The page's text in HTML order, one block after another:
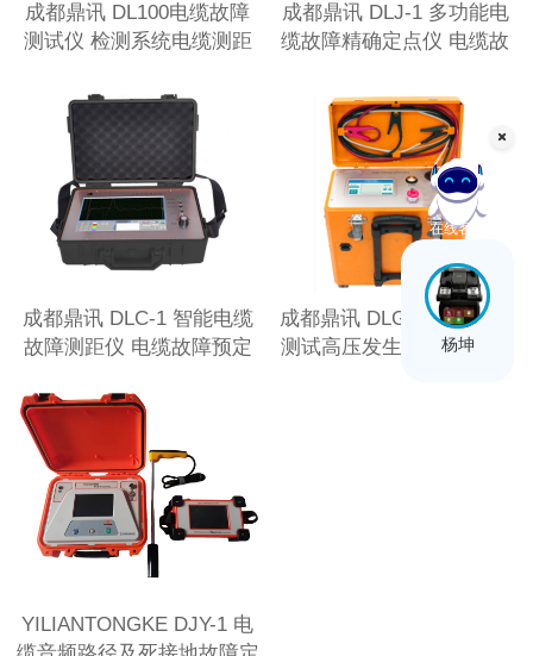
成都鼎讯 DL100电缆故障
测试仪 检测系统电缆测距
成都鼎讯 DLJ-1 多功能电
缆故障精确定点仪 电缆故
成都鼎讯 DLC-1 智能电缆
故障测距仪 电缆故障预定
成都鼎讯 DLG-1 电路故障
测试高压发生器 电缆故障
YILIANTONGKE DJY-1 电
在线客服
杨坤